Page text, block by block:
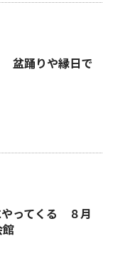
盆踊りや縁日で
やってくる ８月
館